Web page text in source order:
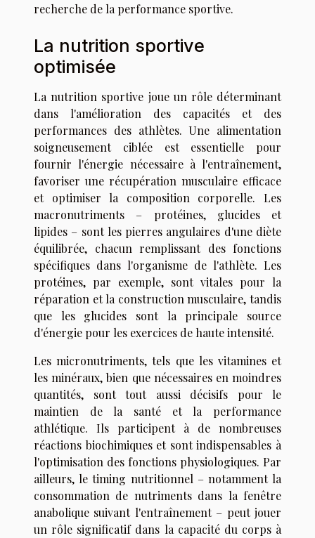
recherche de la performance sportive.
La nutrition sportive
optimisée
La nutrition sportive joue un rôle déterminant
dans l'amélioration des capacités et des
performances des athlètes. Une alimentation
soigneusement ciblée est essentielle pour
fournir l'énergie nécessaire à l'entraînement,
favoriser une récupération musculaire efficace
et optimiser la composition corporelle. Les
macronutriments – protéines, glucides et
lipides – sont les pierres angulaires d'une diète
équilibrée, chacun remplissant des fonctions
spécifiques dans l'organisme de l'athlète. Les
protéines, par exemple, sont vitales pour la
réparation et la construction musculaire, tandis
que les glucides sont la principale source
d'énergie pour les exercices de haute intensité.
Les micronutriments, tels que les vitamines et
les minéraux, bien que nécessaires en moindres
quantités, sont tout aussi décisifs pour le
maintien de la santé et la performance
athlétique. Ils participent à de nombreuses
réactions biochimiques et sont indispensables à
l'optimisation des fonctions physiologiques. Par
ailleurs, le timing nutritionnel – notamment la
consommation de nutriments dans la fenêtre
anabolique suivant l'entraînement – peut jouer
un rôle significatif dans la capacité du corps à